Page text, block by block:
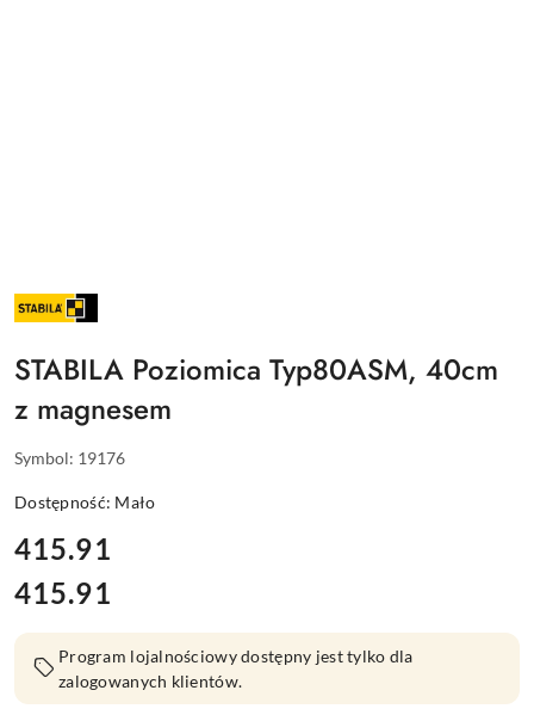
NAZWA
PRODUCENTA:
STABILA Poziomica Typ80ASM, 40cm
z magnesem
Symbol: 19176
Dostępność: Mało
cena:
415.91
Cena:
415.91
Program lojalnościowy dostępny jest tylko dla
zalogowanych klientów.